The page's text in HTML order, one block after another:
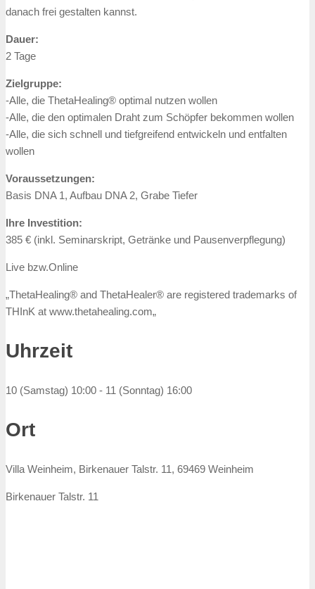
danach frei gestalten kannst.
Dauer:
2 Tage
Zielgruppe:
-Alle, die ThetaHealing® optimal nutzen wollen
-Alle, die den optimalen Draht zum Schöpfer bekommen wollen
-Alle, die sich schnell und tiefgreifend entwickeln und entfalten
wollen
Voraussetzungen:
Basis DNA 1, Aufbau DNA 2, Grabe Tiefer
Ihre Investition:
385 € (inkl. Seminarskript, Getränke und Pausenverpflegung)
Live bzw.Online
„ThetaHealing® and ThetaHealer® are registered trademarks of
THInK at www.thetahealing.com„
Uhrzeit
10 (Samstag) 10:00 - 11 (Sonntag) 16:00
Ort
Villa Weinheim, Birkenauer Talstr. 11, 69469 Weinheim
Birkenauer Talstr. 11